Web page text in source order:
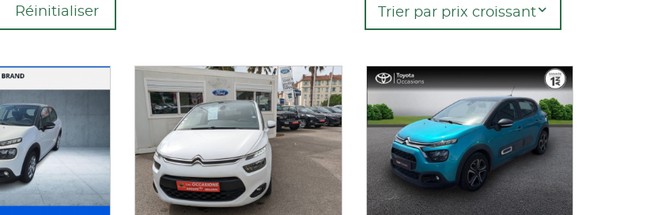
Réinitialiser Trier par prix croissant